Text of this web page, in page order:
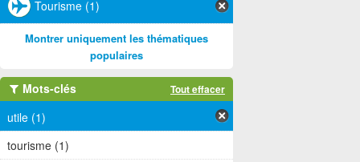
Tourisme (1)
Montrer uniquement les thématiques
populaires
Mots-clés Tout effacer
utile (1)
tourisme (1)